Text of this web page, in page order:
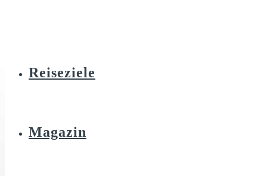
Reiseziele
Magazin